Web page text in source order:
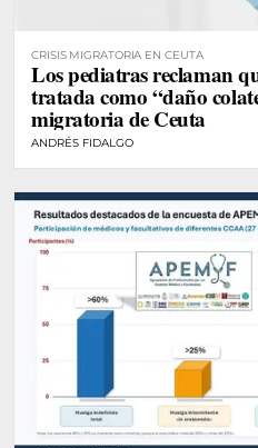
CRISIS MIGRATORIA EN CEUTA
Los pediatras reclaman
tratada como “daño
migratoria de Ceuta
ANDRÉS FIDALGO